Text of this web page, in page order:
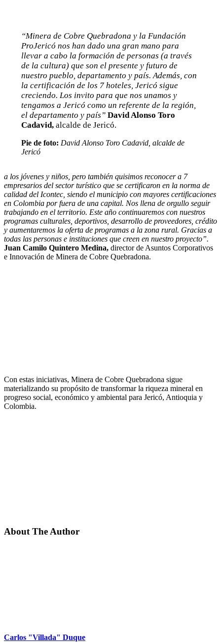
“Minera de Cobre Quebradona y la Fundación
ProJericó nos han dado una gran mano para
llevar a cabo la formación de personas (a través
de la cultura) que son el presente y futuro de
nuestro pueblo, departamento y país. Además, con
la certificación de los 7 hoteles, Jericó sigue
creciendo. Los invito para que nos unamos y
tengamos a Jericó como un referente de la región,
el departamento y país” David Alonso Toro
Cadavid, alcalde de Jericó.
Pie de foto: David Alonso Toro Cadavid, alcalde de
Jericó
a los jóvenes y niños, pero también quisimos reconocer a 7
empresarios del sector turístico que se certificaron en la norma de
calidad del Icontec, siendo el municipio con mayores certificaciones
en Colombia por fuera de una capital. Nos llena de orgullo seguir
trabajando en el territorio. Este año continuaremos con nuestros
programas culturales, deportivos, desarrollo de proveedores, crédito
y aumentaremos la oferta de programas a la zona rural. Gracias a
todas las personas e instituciones que creen en nuestro proyecto”.
Juan Camilo Quintero Medina, director de Asuntos Corporativos
e Innovación de Minera de Cobre Quebradona.
Con estas iniciativas, Minera de Cobre Quebradona sigue
materializando su propósito de transformar la riqueza mineral en
progreso social, económico y ambiental para Jericó, Antioquia y
Colombia.
About The Author
Carlos "Villada" Duque